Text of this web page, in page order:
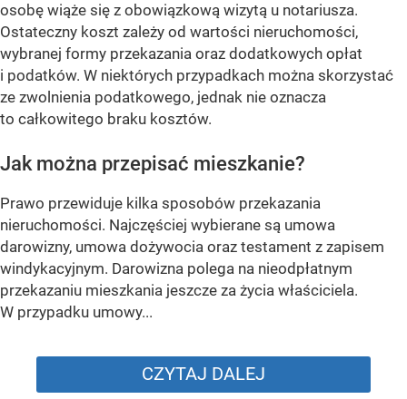
osobę wiąże się z obowiązkową wizytą u notariusza.
Ostateczny koszt zależy od wartości nieruchomości,
wybranej formy przekazania oraz dodatkowych opłat
i podatków. W niektórych przypadkach można skorzystać
ze zwolnienia podatkowego, jednak nie oznacza
to całkowitego braku kosztów.
Jak można przepisać mieszkanie?
Prawo przewiduje kilka sposobów przekazania
nieruchomości. Najczęściej wybierane są umowa
darowizny, umowa dożywocia oraz testament z zapisem
windykacyjnym. Darowizna polega na nieodpłatnym
przekazaniu mieszkania jeszcze za życia właściciela.
W przypadku umowy...
CZYTAJ DALEJ